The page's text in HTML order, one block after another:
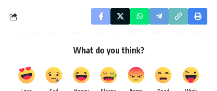
What do you think?